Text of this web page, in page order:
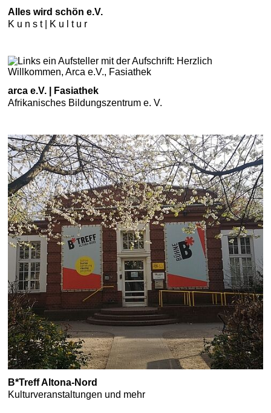
Alles wird schön e.V.
K u n s t | K u l t u r
arca e.V. | Fasiathek
Afrikanisches Bildungszentrum e. V.
B*Treff Altona-Nord
Kulturveranstaltungen und mehr